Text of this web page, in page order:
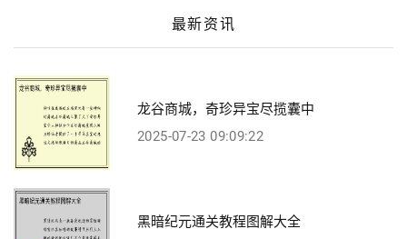
最新资讯
龙谷商城，奇珍异宝尽揽囊中
2025-07-23 09:09:22
黑暗纪元通关教程图解大全